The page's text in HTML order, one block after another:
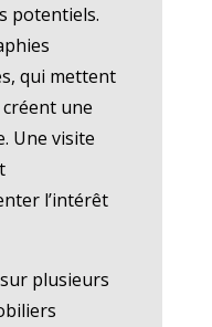
potentiels.
qui mettent
une
Une visite
l’intérêt
plusieurs